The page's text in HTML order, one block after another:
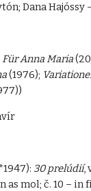
Dana Hajóssy
Für Anna Maria
(1976);
30 prelúdií,
as mol; č. 10 – in